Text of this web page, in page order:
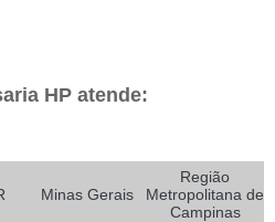
HP atende:
Minas Gerais
Região
Metropolitana de
Campinas